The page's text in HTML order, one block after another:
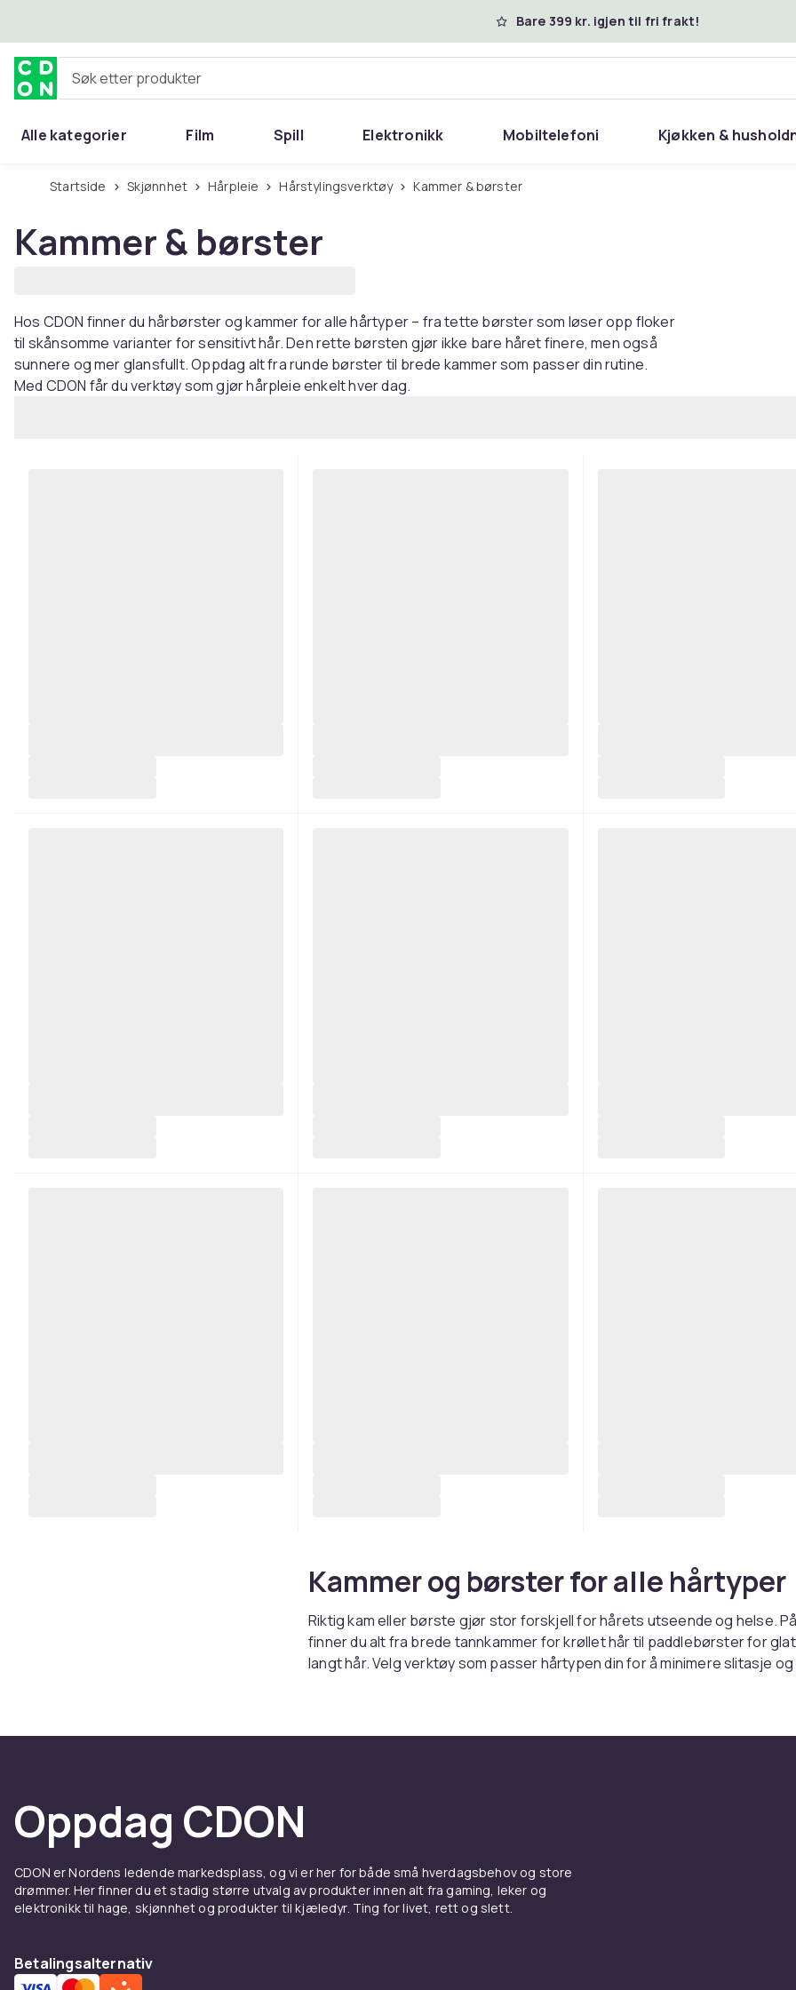
Bare 399 kr. igjen til fri frakt!
Søk etter produkter
Alle kategorier Film Spill Elektronikk Mobiltelefoni Kjøkken &
Startside Skjønnhet Hårpleie Hårstylingsverktøy Kammer & børster
Kammer & børster
Hos CDON finner du hårbørster og kammer for alle hårtyper – fra tette børster som løser opp floker
til skånsomme varianter for sensitivt hår. Den rette børsten gjør ikke bare håret finere, men også
sunnere og mer glansfullt. Oppdag alt fra runde børster til brede kammer som passer din rutine.
Med CDON får du verktøy som gjør hårpleie enkelt hver dag.
Kammer og børster for alle hårtyper
Riktig kam eller børste gjør stor forskjell for hårets utseende og helse. På
finner du alt fra brede tannkammer for krøllet hår til paddlebørster for
langt hår. Velg verktøy som passer hårtypen din for å minimere slitasje og
Finn riktig børste for hårtypen din
Kammer for presisjon og styling
Oppdag CDON
CDON er Nordens ledende markedsplass, og vi er her for både små hverdagsbehov og store
drømmer. Her finner du et stadig større utvalg av produkter innen alt fra gaming, leker og
elektronikk til hage, skjønnhet og produkter til kjæledyr. Ting for livet, rett og slett.
Betalingsalternativ